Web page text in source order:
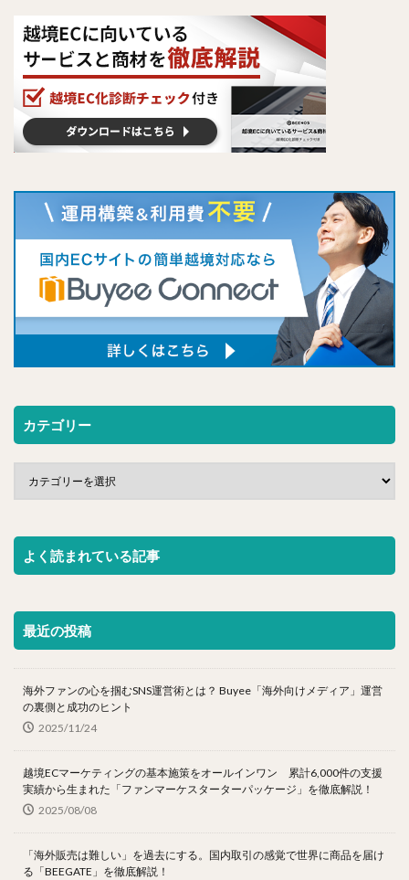
カテゴリー
よく読まれている記事
最近の投稿
海外ファンの心を掴むSNS運営術とは？ Buyee「海外向けメディア」運営
の裏側と成功のヒント
2025/11/24
越境ECマーケティングの基本施策をオールインワン 累計6,000件の支援
実績から生まれた「ファンマーケスターターパッケージ」を徹底解説！
2025/08/08
「海外販売は難しい」を過去にする。国内取引の感覚で世界に商品を届け
る「BEEGATE」を徹底解説！